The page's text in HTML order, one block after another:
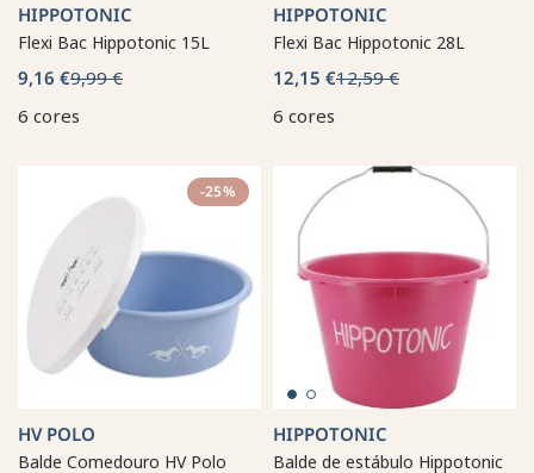
HIPPOTONIC
Flexi Bac Hippotonic 15L
9,16 €9,99 €
6 cores
HIPPOTONIC
Flexi Bac Hippotonic 28L
12,15 €12,59 €
6 cores
-25%
HV POLO
Balde Comedouro HV Polo
HIPPOTONIC
Balde de estábulo Hippotonic